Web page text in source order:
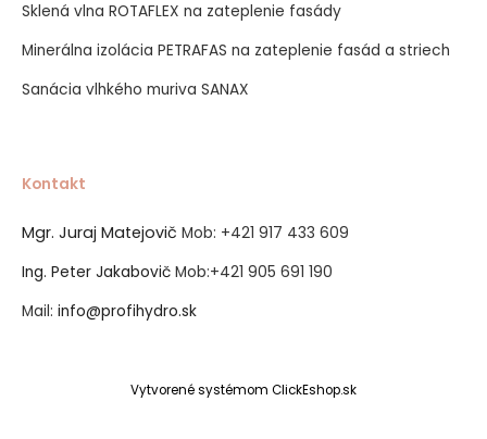
Sklená vlna ROTAFLEX na zateplenie fasády
Minerálna izolácia PETRAFAS na zateplenie fasád a striech
Sanácia vlhkého muriva SANAX
Kontakt
Mgr. Juraj Matejovič Mob: +421 917 433 609
Ing. Peter Jakabovič Mob:+421 905 691 190
Mail: info@profihydro.sk
Vytvorené systémom ClickEshop.sk